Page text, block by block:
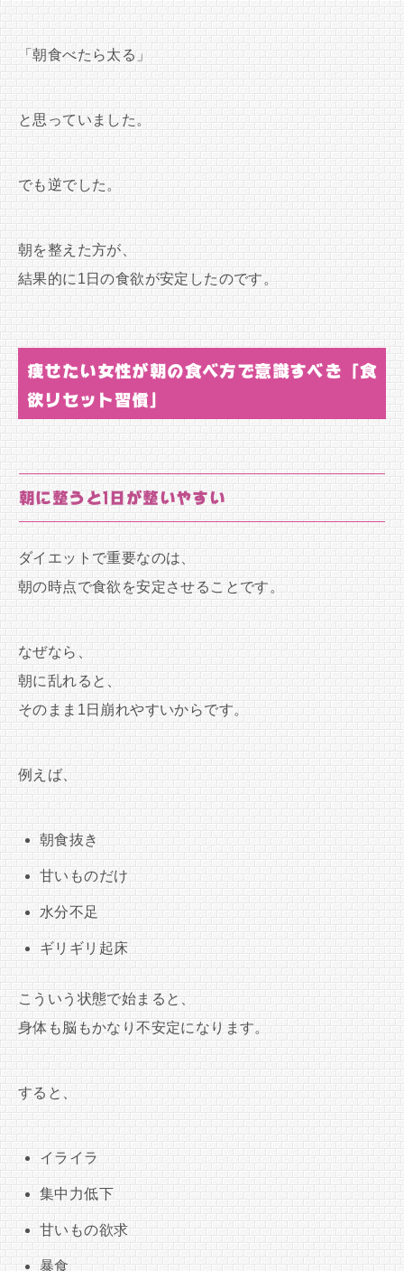
「朝食べたら太る」
と思っていました。
でも逆でした。
朝を整えた方が、
結果的に1日の食欲が安定したのです。
痩せたい女性が朝の食べ方で意識すべき「食
欲リセット習慣」
朝に整うと1日が整いやすい
ダイエットで重要なのは、
朝の時点で食欲を安定させることです。
なぜなら、
朝に乱れると、
そのまま1日崩れやすいからです。
例えば、
朝食抜き
甘いものだけ
水分不足
ギリギリ起床
こういう状態で始まると、
身体も脳もかなり不安定になります。
すると、
イライラ
集中力低下
甘いもの欲求
暴食